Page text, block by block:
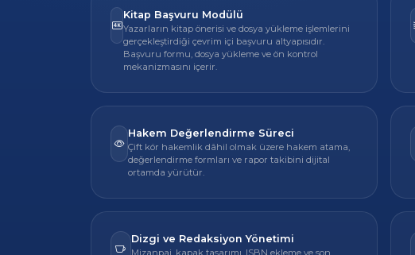
Kitap Başvuru Modülü
Yazarların kitap önerisi ve dosya yükleme işlemlerini
gerçekleştirdiği çevrim içi başvuru altyapısıdır.
Başvuru formu, dosya yükleme ve ön kontrol
mekanizmasını içerir.
Hakem Değerlendirme Süreci
Çift kör hakemlik dâhil olmak üzere hakem atama,
değerlendirme formları ve rapor takibini dijital
ortamda yürütür.
Dizgi ve Redaksiyon Yönetimi
Mizanpaj, kapak tasarımı, ISBN ekleme ve son